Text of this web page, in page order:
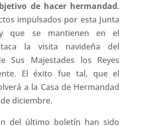
de hacer hermandad.
impulsados por esta Junta
que se mantienen en el
la visita navideña del
Sus Majestades los Reyes
El éxito fue tal, que el
a la Casa de Hermandad
diciembre.
del último boletín han sido